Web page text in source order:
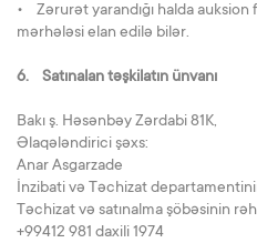
• Zərurət yarandığı halda
mərhələsi elan edilə bilər.
6. Satınalan təşkilatın ünvanı
Bakı ş. Həsənbəy Zərdabi 81K,
Əlaqələndirici şəxs:
Anar Asgarzade
İnzibati və Təchizat
Təchizat və satınalma şöbəsinin
+99412 981 daxili 1974